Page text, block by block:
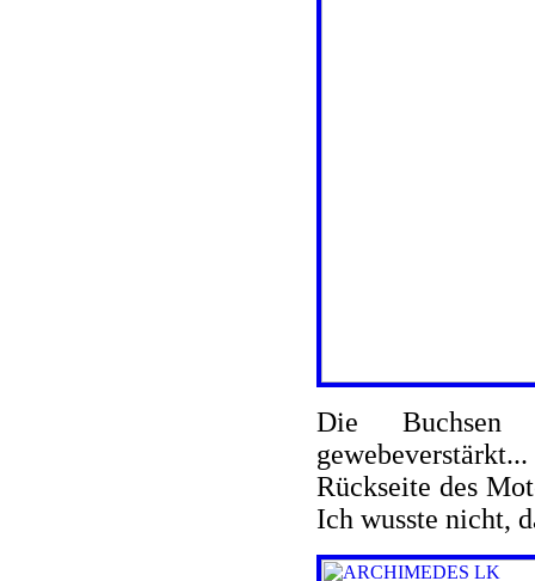
Die Buchsen
Rückseite des
Ich wusste nicht,